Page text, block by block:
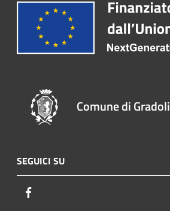
Comune di Gradoli
SEGUICI SU